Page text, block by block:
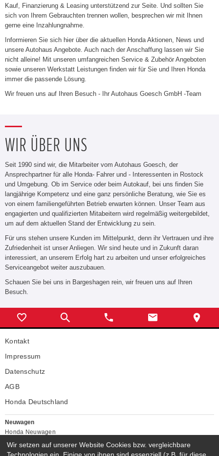
Kauf, Finanzierung & Leasing unterstützend zur Seite. Und sollten Sie
sich von Ihrem Gebrauchten trennen wollen, besprechen wir mit Ihnen
gerne eine Inzahlungnahme.
Informieren Sie sich hier über die aktuellen Honda Aktionen, News und
unsere Autohaus Angebote. Auch nach der Anschaffung lassen wir Sie
nicht alleine! Mit unseren umfangreichen Service & Zubehör Angeboten
sowie unseren Werkstatt Leistungen finden wir für Sie und Ihren Honda
immer die passende Lösung.
Wir freuen uns auf Ihren Besuch - Ihr Autohaus Goesch GmbH -Team
WIR ÜBER UNS
Seit 1990 sind wir, die Mitarbeiter vom Autohaus Goesch, der
Ansprechpartner für alle Honda- Fahrer und - Interessenten in Rostock
und Umgebung. Ob im Service oder beim Autokauf, bei uns finden Sie
langjährige Kompetenz und eine ganz persönliche Beratung, wie Sie es
von einem familiengeführten Betrieb erwarten können. Unser Team aus
engagierten und qualifizierten Mitabeitern wird regelmäßig weitergebildet,
um auf dem aktuellen Stand der Entwicklung zu sein.
Für uns stehen unsere Kunden im Mittelpunkt, denn ihr Vertrauen und ihre
Zufriedenheit ist unser Anliegen. Wir sind heute und in Zukunft daran
interessiert, an unserem Erfolg hart zu arbeiten und unser erfolgreiches
Serviceangebot weiter auszubauen.
Schauen Sie bei uns in Bargeshagen rein, wir freuen uns auf Ihren
Besuch.
Kontakt
Impressum
Datenschutz
AGB
Honda Deutschland
Neuwagen
Honda Neuwagen
Gebrauchtwagen
Wir setzen auf unserer Website Cookies bzw. vergleichbare